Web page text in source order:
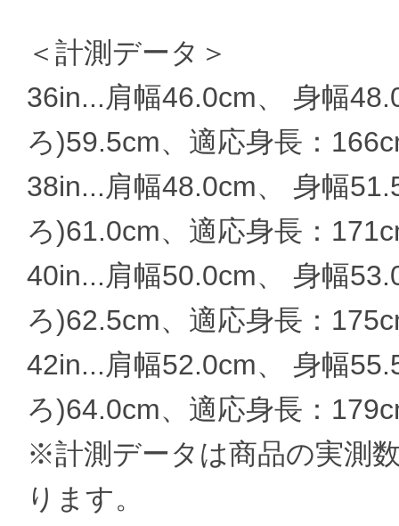
＜計測データ＞
36in...肩幅46.0cm、 身幅
ろ)59.5cm、適応身長：
38in...肩幅48.0cm、 身幅
ろ)61.0cm、適応身長：
40in...肩幅50.0cm、 身幅
ろ)62.5cm、適応身長：
42in...肩幅52.0cm、 身幅
ろ)64.0cm、適応身長：
※計測データは商品の実測
ります。